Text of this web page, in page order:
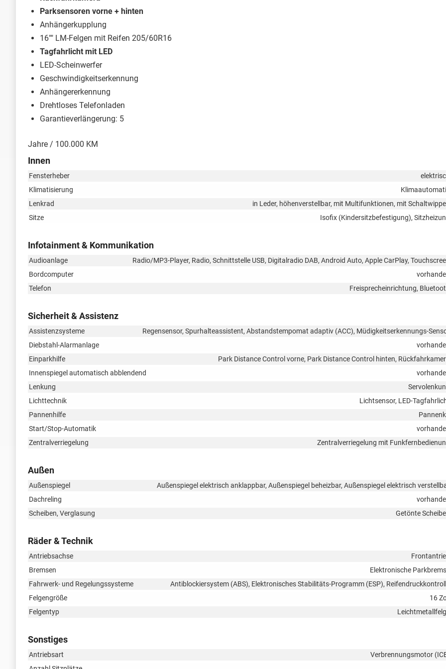
Parksensoren vorne + hinten
Anhängerkupplung
16"" LM-Felgen mit Reifen 205/60R16
Tagfahrlicht mit LED
LED-Scheinwerfer
Geschwindigkeitserkennung
Anhängererkennung
Drehtloses Telefonladen
Garantieverlängerung: 5
Jahre / 100.000 KM
Innen
Fensterheber
Klimatisierung
Lenkrad
in Leder, höhenverstellbar, mit Multifunktionen, mit
Sitze
Isofix (Kindersitzbefestigung),
Infotainment & Kommunikation
Audioanlage
Radio/MP3-Player, Radio, Schnittstelle USB, Digitalradio DAB, Android Auto, Apple CarPlay,
Bordcomputer
Telefon
Freisprecheinrichtung,
Sicherheit & Assistenz
Assistenzsysteme
Regensensor, Spurhalteassistent, Abstandstempomat adaptiv (ACC), Müdigkeitserkennungs-
Diebstahl-Alarmanlage
Einparkhilfe
Park Distance Control vorne, Park Distance Control hinten,
Innenspiegel automatisch abblendend
Lenkung
Lichttechnik
Lichtsensor, LED-
Pannenhilfe
Start/Stop-Automatik
Zentralverriegelung
Zentralverriegelung mit
Außen
Außenspiegel
Außenspiegel elektrisch anklappbar, Außenspiegel beheizbar, Außenspiegel elektrisch
Dachreling
Scheiben, Verglasung
Getönte
Räder & Technik
Antriebsachse
Bremsen
Elektronische
Fahrwerk- und Regelungssysteme
Antiblockiersystem (ABS), Elektronisches Stabilitäts-Programm (ESP),
Felgengröße
16
Felgentyp
Sonstiges
Antriebsart
Verbrennungsmotor